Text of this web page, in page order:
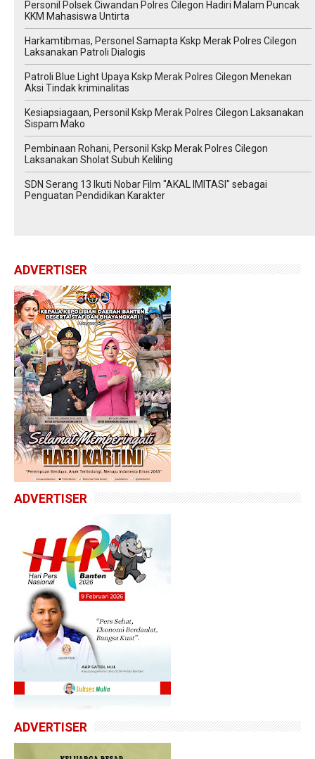
Personil Polsek Ciwandan Polres Cilegon Hadiri Malam Puncak
KKM Mahasiswa Untirta
Harkamtibmas, Personel Samapta Kskp Merak Polres Cilegon
Laksanakan Patroli Dialogis
Patroli Blue Light Upaya Kskp Merak Polres Cilegon Menekan
Aksi Tindak kriminalitas
Kesiapsiagaan, Personil Kskp Merak Polres Cilegon Laksanakan
Sispam Mako
Pembinaan Rohani, Personil Kskp Merak Polres Cilegon
Laksanakan Sholat Subuh Keliling
SDN Serang 13 Ikuti Nobar Film "AKAL IMITASI" sebagai
Penguatan Pendidikan Karakter
ADVERTISER
ADVERTISER
ADVERTISER